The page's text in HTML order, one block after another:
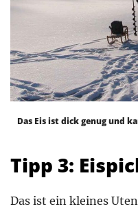
Das Eis ist dick genug und
Tipp 3:
Das ist ein kleines